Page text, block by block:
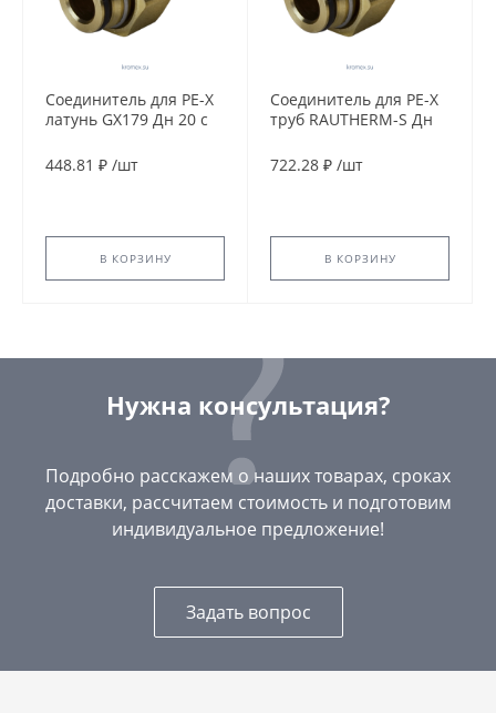
Соединитель для PE-X
латунь GX179 Дн 20 с
18мм Giacomini
448.81 ₽ /шт
В КОРЗИНУ
Соединитель для PE-X
труб RAUTHERM-S Дн
12460441001
722.28 ₽ /шт
В КОРЗИНУ
Нужна консультация?
Подробно расскажем о наших товарах, сроках
доставки, рассчитаем стоимость и подготовим
индивидуальное предложение!
Задать вопрос